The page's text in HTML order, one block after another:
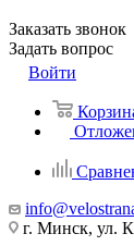
Заказать звонок
Задать вопрос
Войти
г. Минск, ул.